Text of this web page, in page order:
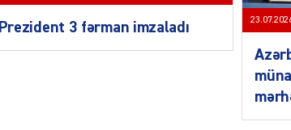
Prezident 3 fərman imzaladı